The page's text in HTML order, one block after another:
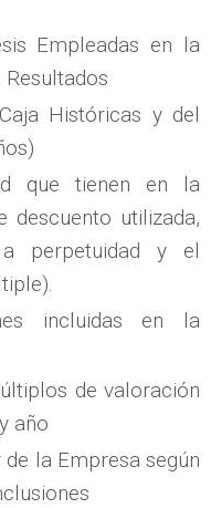
Empleadas en la
Históricas y del
que tienen en la
utilizada,
perpetuidad y el
incluidas en la
de valoración
año
la Empresa según